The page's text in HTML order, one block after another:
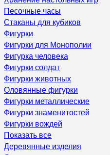
Песочные часы
Стаканы для кубиков
Фигурки
Фигурки для Монополии
Фигурка человека
Фигурки солдат
Фигурки животных
Оловянные фигурки
Фигурки металлические
Фигурки знаменитостей
Фигурки вождей
Показать все
Деревянные изделия